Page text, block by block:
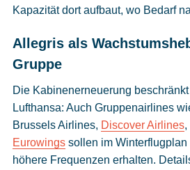
Kapazität dort aufbaut, wo Bedarf
Allegris als
Gruppe
Die Kabinenerneuerung
Lufthansa: Auch Gruppenairlines
Brussels Airlines, Discover Airlines,
Eurowingssollen im Winterflugplan
höhere Frequenzen erhalten.